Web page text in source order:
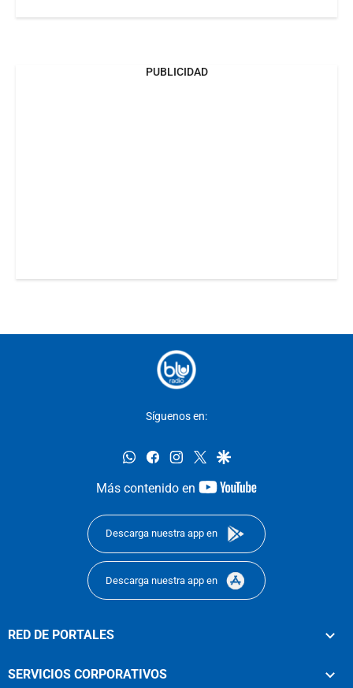
PUBLICIDAD
Síguenos en:
whatsappfacebookinstagram
twittergoogle
Más contenido en
youtube-
Descarga nuestra app en
Descarga nuestra app en
RED DE PORTALES
SERVICIOS CORPORATIVOS